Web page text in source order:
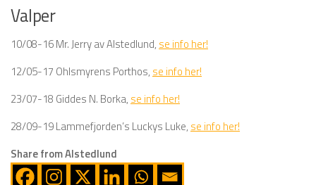
Valper
10/08-16 Mr. Jerry av Alstedlund, se info her!
12/05-17 Ohlsmyrens Porthos, se info her!
23/07-18 Giddes N. Borka, se info her!
28/09-19 Lammefjorden’s Luckys Luke, se info her!
Share from Alstedlund